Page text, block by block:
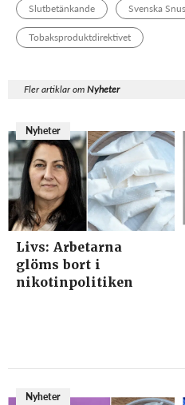
Slutbetänkande Svenska
Tobaksproduktdirektivet
Fler artiklar omNyheter
Nyheter
Livs: Arbetarna
glöms bort i
nikotinpolitiken
Nyheter